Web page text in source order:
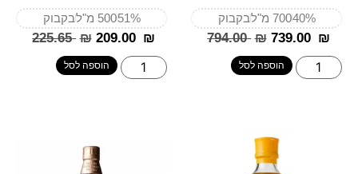
40%700 מ"ל בקבוק
‎794.00 ₪ ‎739.00 ₪
הוספה לסל
51%500 מ"ל בקבוק
‎225.65 ₪ ‎209.00 ₪
הוספה לסל